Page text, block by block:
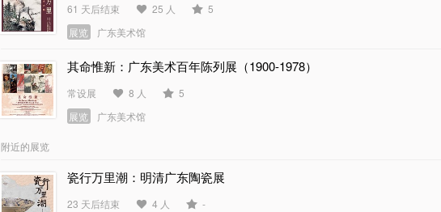
61 天后结束 25 人
5
展览
广东美术馆
其命惟新：广东美术百年陈列展（1900-1978）
常设展 8 人
5
展览
广东美术馆
附近的展览
瓷行万里潮：明清广东陶瓷展
23 天后结束 4 人
-